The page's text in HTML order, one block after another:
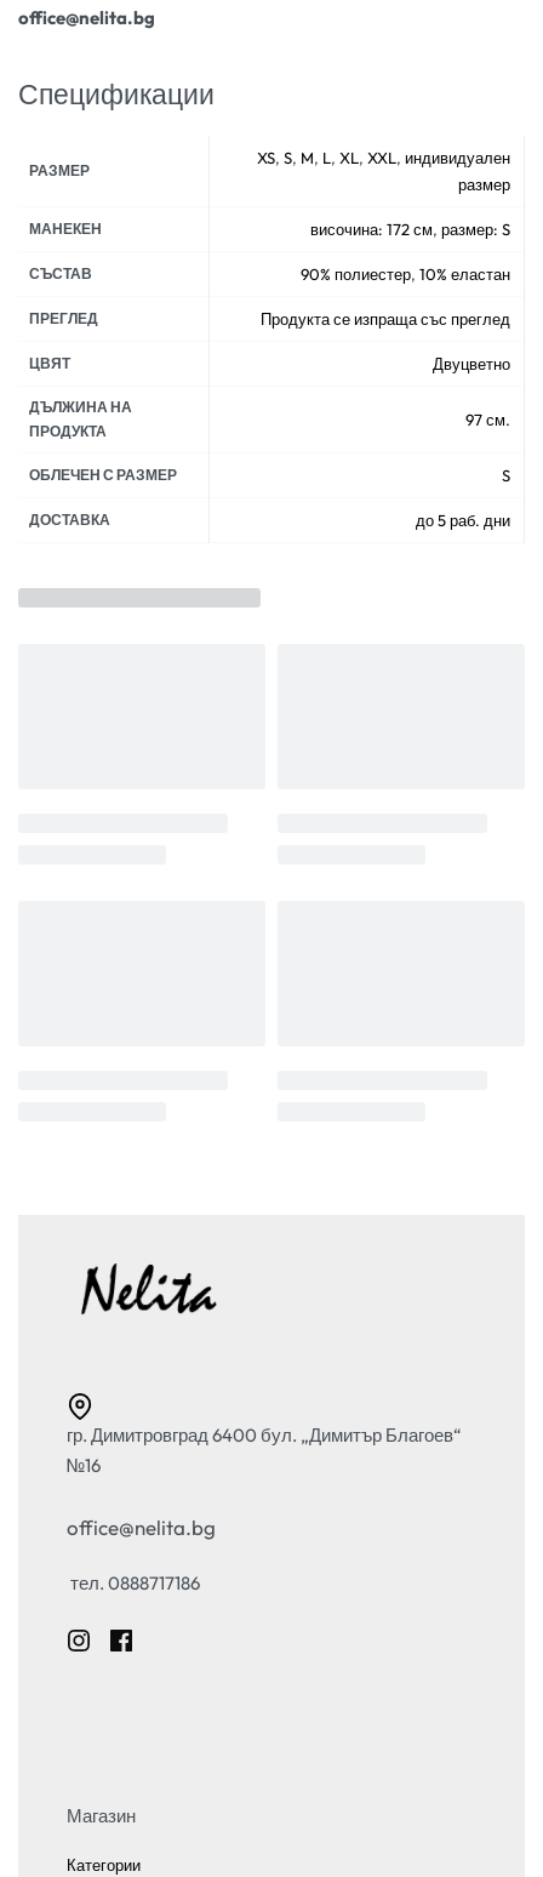
office@nelita.bg
Спецификации
РАЗМЕР
XS, S, M, L, XL, XXL, индивидуален
размер
МАНЕКЕН височина: 172 см, размер: S
СЪСТАВ 90% полиестер, 10% еластан
ПРЕГЛЕД Продукта се изпраща със преглед
ЦВЯТ Двуцветно
ДЪЛЖИНА НА
ПРОДУКТА
97 см.
ОБЛЕЧЕН С РАЗМЕР S
ДОСТАВКА до 5 раб. дни
гр. Димитровград 6400 бул. „Димитър Благоев“
№16
office@nelita.bg
тел. 0888717186
Магазин
Категории